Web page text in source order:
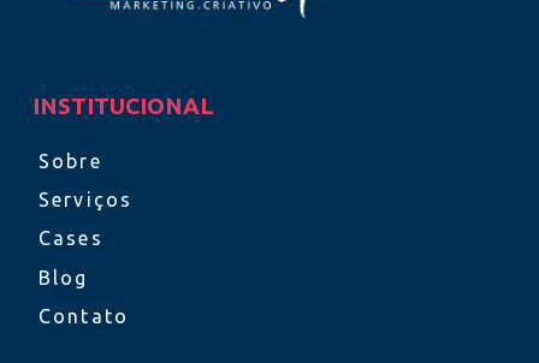
INSTITUCIONAL
Sobre
Serviços
Cases
Blog
Contato